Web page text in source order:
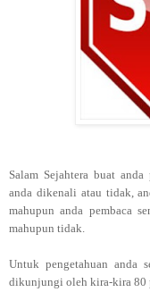
Salam Sejahtera buat
anda dikenali atau tidak,
mahupun anda pembaca
mahupun tidak.
Untuk pengetahuan anda
dikunjungi oleh kira-kira 80